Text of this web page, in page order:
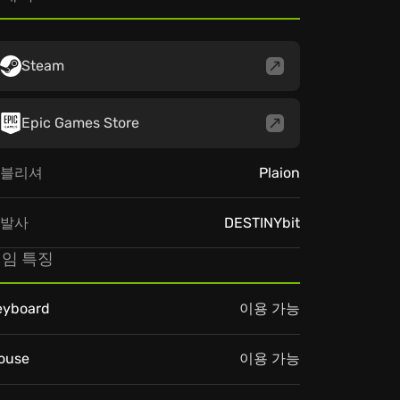
Steam
Epic Games Store
리셔 Plaion
사 DESTINYbit
특징
이용 가능
이용 가능